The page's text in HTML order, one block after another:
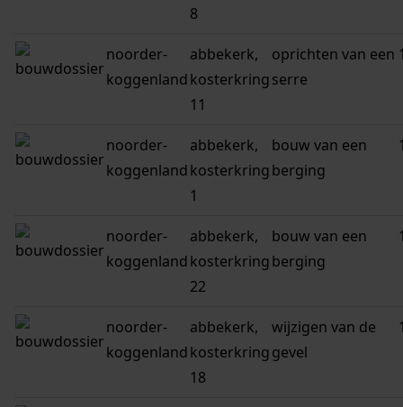
8
noorder-
koggenland
abbekerk,
kosterkring
11
oprichten van een
serre
noorder-
koggenland
abbekerk,
kosterkring
1
bouw van een
berging
noorder-
koggenland
abbekerk,
kosterkring
22
bouw van een
berging
noorder-
koggenland
abbekerk,
kosterkring
18
wijzigen van de
gevel